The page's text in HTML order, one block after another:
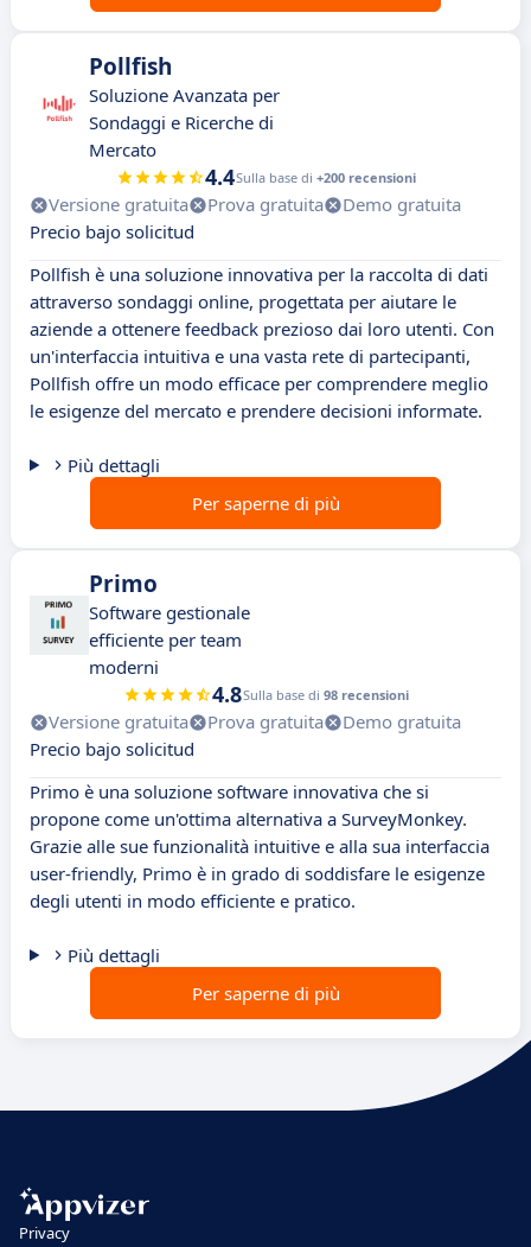
Pollfish
Soluzione Avanzata per
Sondaggi e Ricerche di
Mercato
4.4Sulla base di +200 recensioni
Versione gratuita Prova gratuita
Demo gratuita
Precio bajo solicitud
Pollfish è una soluzione innovativa per la raccolta di dati
attraverso sondaggi online, progettata per aiutare le
aziende a ottenere feedback prezioso dai loro utenti. Con
un'interfaccia intuitiva e una vasta rete di partecipanti,
Pollfish offre un modo efficace per comprendere meglio
le esigenze del mercato e prendere decisioni informate.
Più dettagli
Per saperne di più
Primo
Software gestionale
efficiente per team
moderni
4.8Sulla base di 98 recensioni
Versione gratuita Prova gratuita
Demo gratuita
Precio bajo solicitud
Primo è una soluzione software innovativa che si
propone come un'ottima alternativa a SurveyMonkey.
Grazie alle sue funzionalità intuitive e alla sua interfaccia
user-friendly, Primo è in grado di soddisfare le esigenze
degli utenti in modo efficiente e pratico.
Più dettagli
Per saperne di più
Privacy